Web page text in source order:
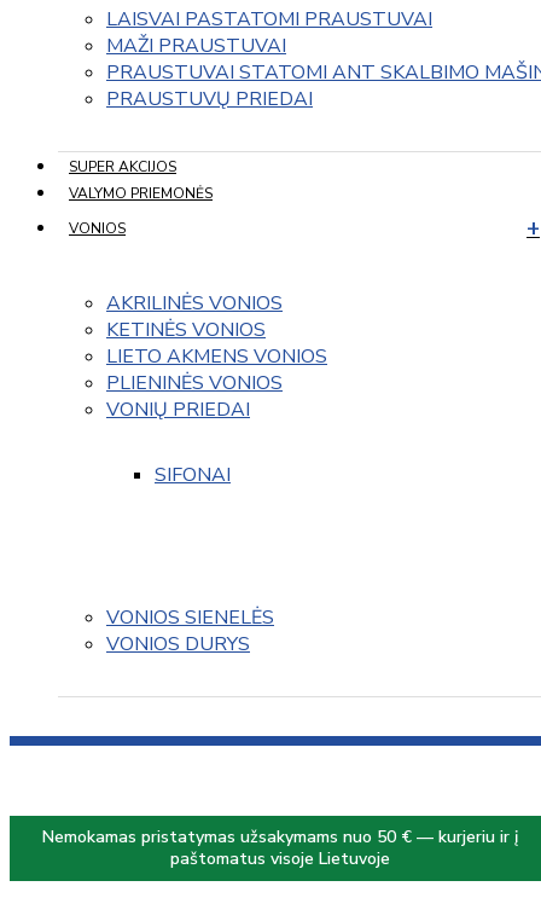
LAISVAI PASTATOMI PRAUSTUVAI
MAŽI PRAUSTUVAI
PRAUSTUVAI STATOMI ANT SKALBIMO
PRAUSTUVŲ PRIEDAI
SUPER AKCIJOS
VALYMO PRIEMONĖS
VONIOS
AKRILINĖS VONIOS
KETINĖS VONIOS
LIETO AKMENS VONIOS
PLIENINĖS VONIOS
VONIŲ PRIEDAI
SIFONAI
VONIOS SIENELĖS
VONIOS DURYS
Nemokamas pristatymas užsakymams nuo 50 € — kurjeriu ir į
paštomatus visoje Lietuvoje